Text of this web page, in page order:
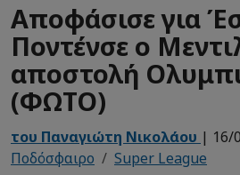
Αποφάσισε για
Ποντένσε ο
αποστολή
(ΦΩΤΟ)
του Παναγιώτη Νικολάου | 16/
Ποδόσφαιρο
Super League